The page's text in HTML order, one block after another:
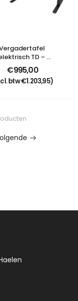
TD –
Meeting
€995,00
btw€1.203,95)